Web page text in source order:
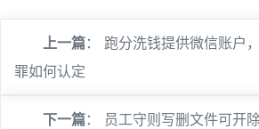
上一篇： 跑分洗钱提供微信账户
罪如何认定
下一篇： 员工守则写删文件可开